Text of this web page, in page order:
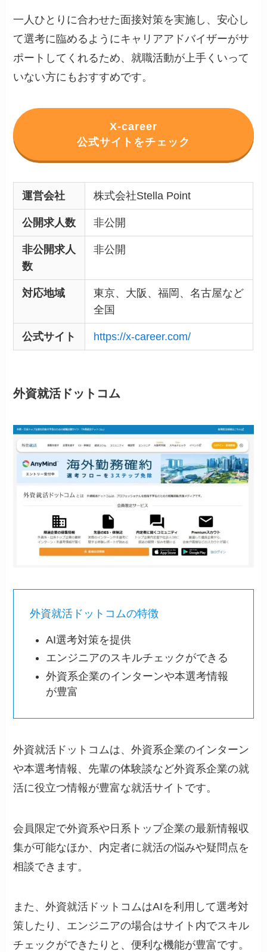
一人ひとりに合わせた面接対策を実施し、安心し
て選考に臨めるようにキャリアアドバイザーがサ
ポートしてくれるため、就職活動が上手くいって
いない方にもおすすめです。
X-career
公式サイトをチェック
運営会社 株式会社Stella Point
公開求人数 非公開
非公開求人
数
非公開
対応地域
東京、大阪、福岡、名古屋など
全国
公式サイト https://x-career.com/
外資就活ドットコム
外資就活ドットコムの特徴
AI選考対策を提供
エンジニアのスキルチェックができる
外資系企業のインターンや本選考情報
が豊富
外資就活ドットコムは、外資系企業のインターン
や本選考情報、先輩の体験談など外資系企業の就
活に役立つ情報が豊富な就活サイトです。
会員限定で外資系や日系トップ企業の最新情報収
集が可能なほか、内定者に就活の悩みや疑問点を
相談できます。
また、外資就活ドットコムはAIを利用して選考対
策したり、エンジニアの場合はサイト内でスキル
チェックができたりと、便利な機能が豊富です。